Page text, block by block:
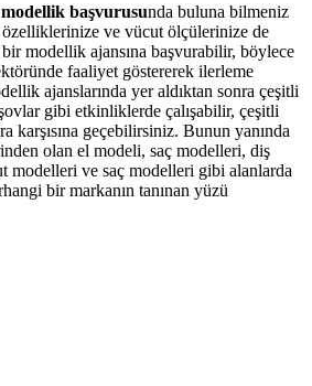
başvurusunda buluna bilmeniz
ve vücut ölçülerinize de
modellik ajansına başvurabilir, böylece
faaliyet göstererek ilerleme
ajanslarında yer aldıktan sonra çeşitli
gibi etkinliklerde çalışabilir, çeşitli
karşısına geçebilirsiniz. Bunun yanında
olan el modeli, saç modelleri, diş
modelleri ve saç modelleri gibi alanlarda
bir markanın tanınan yüzü